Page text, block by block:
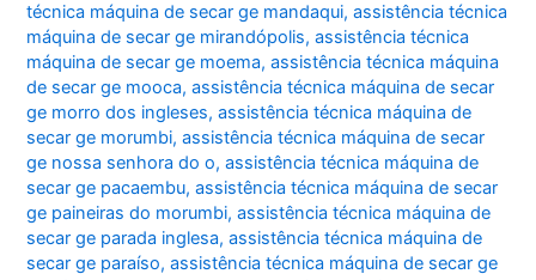
técnica máquina de secar ge mandaqui,assistência técnica
máquina de secar ge mirandópolis,assistência técnica
máquina de secar ge moema,assistência técnica máquina
de secar ge mooca,assistência técnica máquina de secar
ge morro dos ingleses,assistência técnica máquina de
secar ge morumbi,assistência técnica máquina de secar
ge nossa senhora do o,assistência técnica máquina de
secar ge pacaembu,assistência técnica máquina de secar
ge paineiras do morumbi,assistência técnica máquina de
secar ge parada inglesa,assistência técnica máquina de
secar ge paraíso,assistência técnica máquina de secar ge